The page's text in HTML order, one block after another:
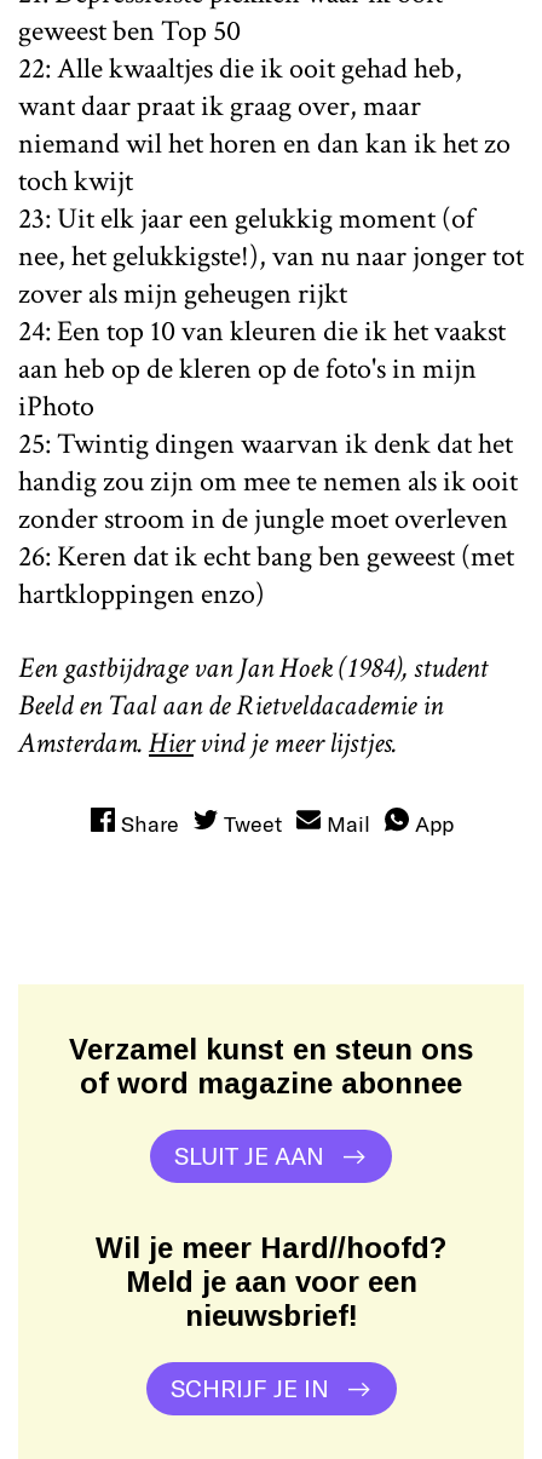
geweest ben Top 50
22: Alle kwaaltjes die ik ooit gehad heb,
want daar praat ik graag over, maar
niemand wil het horen en dan kan ik het zo
toch kwijt
23: Uit elk jaar een gelukkig moment (of
nee, het gelukkigste!), van nu naar jonger tot
zover als mijn geheugen rijkt
24: Een top 10 van kleuren die ik het vaakst
aan heb op de kleren op de foto's in mijn
iPhoto
25: Twintig dingen waarvan ik denk dat het
handig zou zijn om mee te nemen als ik ooit
zonder stroom in de jungle moet overleven
26: Keren dat ik echt bang ben geweest (met
hartkloppingen enzo)
Een gastbijdrage van Jan Hoek (1984), student
Beeld en Taal aan de Rietveldacademie in
Amsterdam.Hiervind je meer lijstjes.
Share Tweet Mail App
Verzamel kunst en steun ons
of word magazine abonnee
SLUIT JE AAN
Wil je meer Hard//hoofd?
Meld je aan voor een
nieuwsbrief!
SCHRIJF JE IN